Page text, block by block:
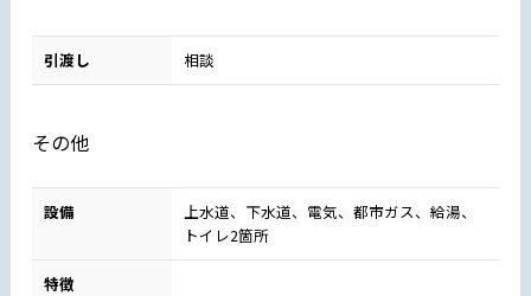
引渡し 相談
その他
設備
上水道、下水道、電気、都市ガス、給湯、
トイレ2箇所
特徴